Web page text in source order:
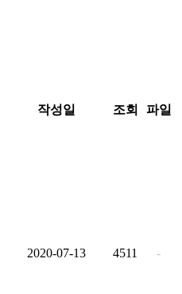
작성일 조회 파일
2020-07-13 4511 -